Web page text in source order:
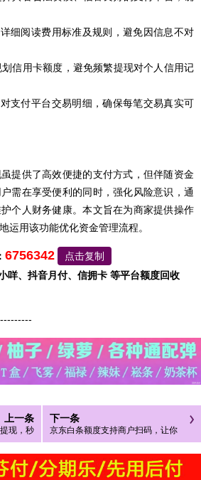
细阅读费用标准及规则，避免因信息不对
信用卡额度，避免频繁提现对个人信用记
支付平台交易明细，确保每笔交易真实可
提供了高效便捷的支付方式，但伴随资金
需在享受便利的同时，强化风险意识，通
个人财务健康。本文旨在为商家提供操作
运用该功能优化资金管理流程。
6756342
点击复制
咩、抖音月付、信拥卡 等平台额度回收
上一条
现，秒
此简单
下一条
京东白条额度支持商户扫码，让你
消费无忧